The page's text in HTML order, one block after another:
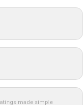
made simple